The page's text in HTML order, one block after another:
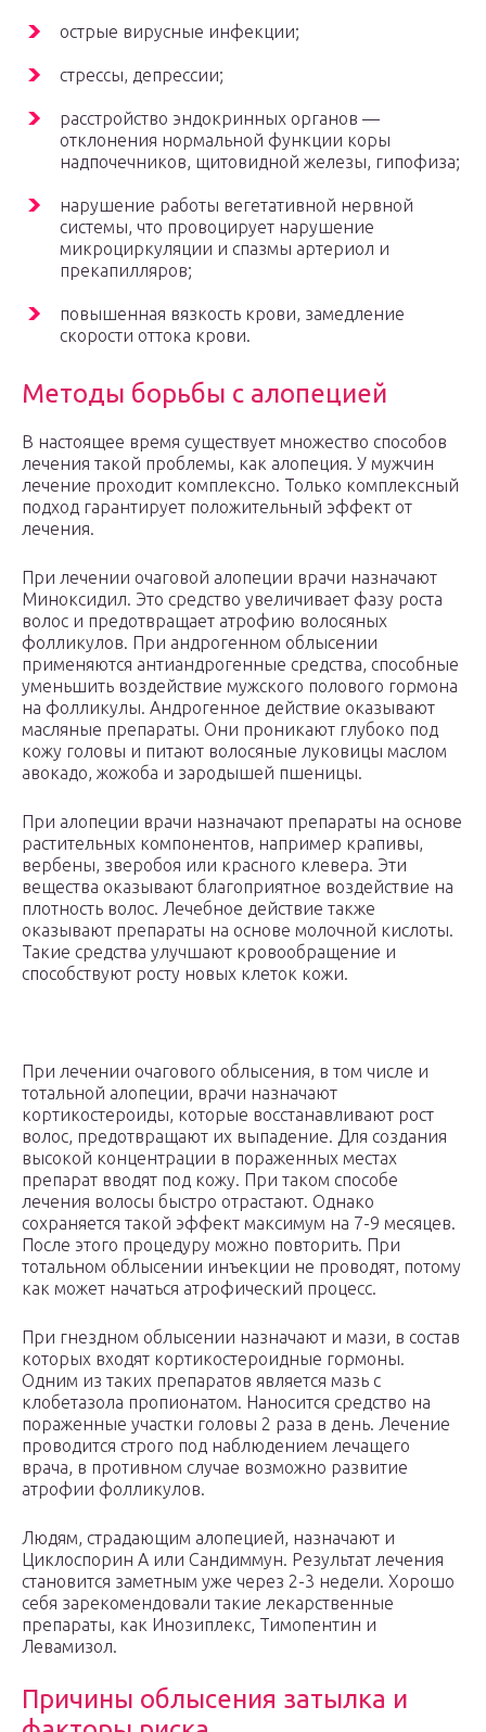
острые вирусные инфекции;
стрессы, депрессии;
расстройство эндокринных органов —
отклонения нормальной функции коры
надпочечников, щитовидной железы, гипофиза;
нарушение работы вегетативной нервной
системы, что провоцирует нарушение
микроциркуляции и спазмы артериол и
прекапилляров;
повышенная вязкость крови, замедление
скорости оттока крови.
Методы борьбы с алопецией
В настоящее время существует множество способов
лечения такой проблемы, как алопеция. У мужчин
лечение проходит комплексно. Только комплексный
подход гарантирует положительный эффект от
лечения.
При лечении очаговой алопеции врачи назначают
Миноксидил. Это средство увеличивает фазу роста
волос и предотвращает атрофию волосяных
фолликулов. При андрогенном облысении
применяются антиандрогенные средства, способные
уменьшить воздействие мужского полового гормона
на фолликулы. Андрогенное действие оказывают
масляные препараты. Они проникают глубоко под
кожу головы и питают волосяные луковицы маслом
авокадо, жожоба и зародышей пшеницы.
При алопеции врачи назначают препараты на основе
растительных компонентов, например крапивы,
вербены, зверобоя или красного клевера. Эти
вещества оказывают благоприятное воздействие на
плотность волос. Лечебное действие также
оказывают препараты на основе молочной кислоты.
Такие средства улучшают кровообращение и
способствуют росту новых клеток кожи.
При лечении очагового облысения, в том числе и
тотальной алопеции, врачи назначают
кортикостероиды, которые восстанавливают рост
волос, предотвращают их выпадение. Для создания
высокой концентрации в пораженных местах
препарат вводят под кожу. При таком способе
лечения волосы быстро отрастают. Однако
сохраняется такой эффект максимум на 7-9 месяцев.
После этого процедуру можно повторить. При
тотальном облысении инъекции не проводят, потому
как может начаться атрофический процесс.
При гнездном облысении назначают и мази, в состав
которых входят кортикостероидные гормоны.
Одним из таких препаратов является мазь с
клобетазола пропионатом. Наносится средство на
пораженные участки головы 2 раза в день. Лечение
проводится строго под наблюдением лечащего
врача, в противном случае возможно развитие
атрофии фолликулов.
Людям, страдающим алопецией, назначают и
Циклоспорин А или Сандиммун. Результат лечения
становится заметным уже через 2-3 недели. Хорошо
себя зарекомендовали такие лекарственные
препараты, как Инозиплекс, Тимопентин и
Левамизол.
Причины облысения затылка и